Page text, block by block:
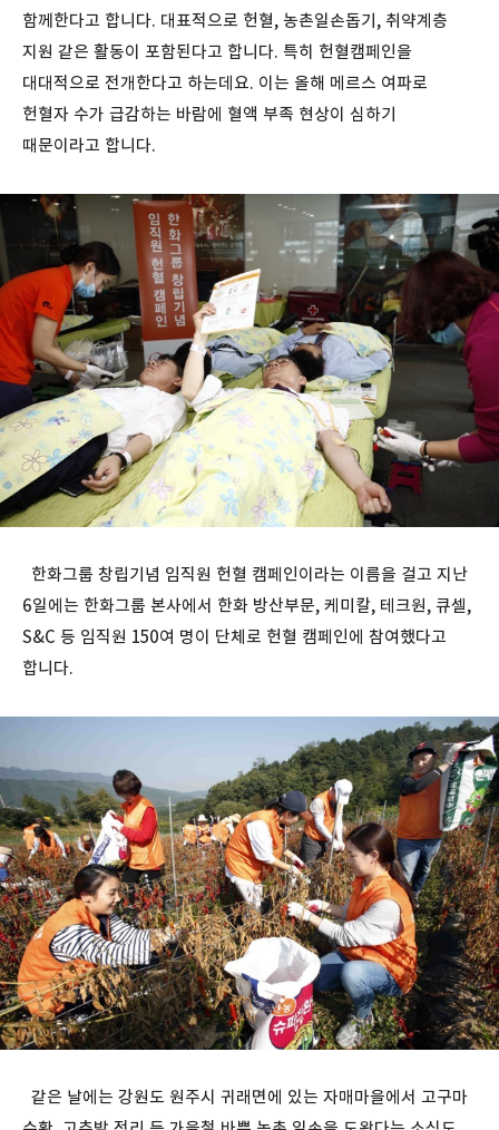
함께한다고 합니다. 대표적으로 헌혈, 농촌일손돕기, 취약계층
지원 같은 활동이 포함된다고 합니다. 특히 헌혈캠페인을
대대적으로 전개한다고 하는데요. 이는 올해 메르스 여파로
헌혈자 수가 급감하는 바람에 혈액 부족 현상이 심하기
때문이라고 합니다.
한화그룹 창립기념 임직원 헌혈 캠페인이라는 이름을 걸고 지난
6일에는 한화그룹 본사에서 한화 방산부문, 케미칼, 테크원, 큐셀,
S&C 등 임직원 150여 명이 단체로 헌혈 캠페인에 참여했다고
합니다.
같은 날에는 강원도 원주시 귀래면에 있는 자매마을에서 고구마